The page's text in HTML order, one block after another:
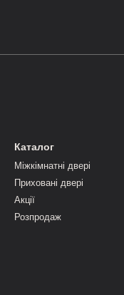
Каталог
Міжкімнатні двері
Приховані двері
Акції
Розпродаж